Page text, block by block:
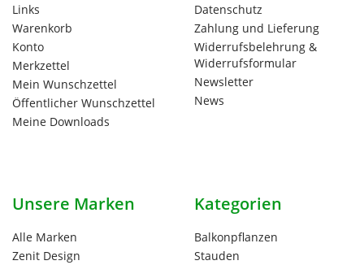
Links
Warenkorb
Konto
Merkzettel
Mein Wunschzettel
Öffentlicher Wunschzettel
Meine Downloads
Datenschutz
Zahlung und Lieferung
Widerrufsbelehrung &
Widerrufsformular
Newsletter
News
Unsere Marken
Alle Marken
Zenit Design
Kategorien
Balkonpflanzen
Stauden